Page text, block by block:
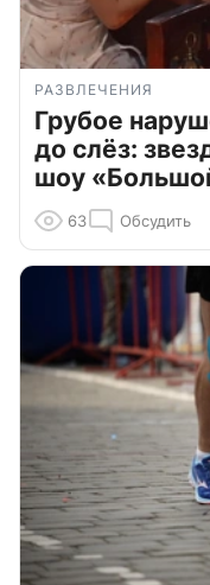
РАЗВЛЕЧЕНИЯ
Грубое
до слёз:
шоу
63 Обсудить